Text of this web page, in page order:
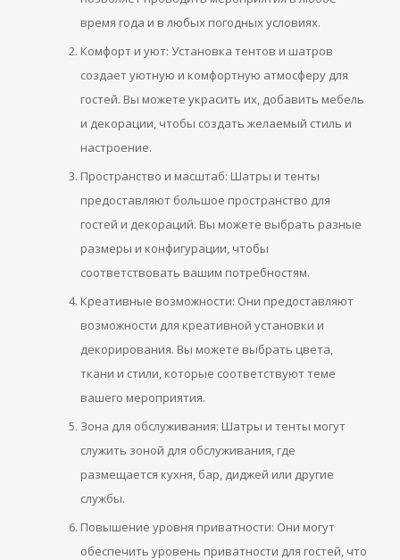
время года и в любых погодных условиях.
Комфорт и уют: Установка тентов и шатров
создает уютную и комфортную атмосферу для
гостей. Вы можете украсить их, добавить мебель
и декорации, чтобы создать желаемый стиль и
настроение.
Пространство и масштаб: Шатры и тенты
предоставляют большое пространство для
гостей и декораций. Вы можете выбрать разные
размеры и конфигурации, чтобы
соответствовать вашим потребностям.
Креативные возможности: Они предоставляют
возможности для креативной установки и
декорирования. Вы можете выбрать цвета,
ткани и стили, которые соответствуют теме
вашего мероприятия.
Зона для обслуживания: Шатры и тенты могут
служить зоной для обслуживания, где
размещается кухня, бар, диджей или другие
службы.
Повышение уровня приватности: Они могут
обеспечить уровень приватности для гостей, что